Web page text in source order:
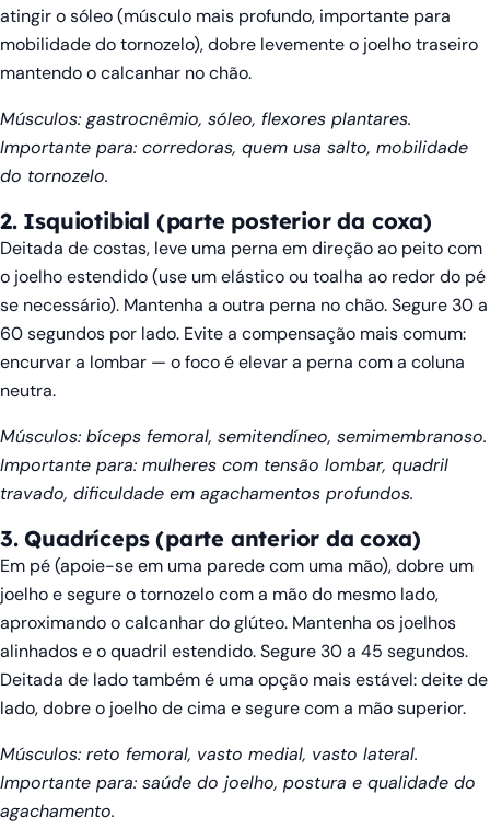
atingir o sóleo (músculo mais profundo, importante para
mobilidade do tornozelo), dobre levemente o joelho traseiro
mantendo o calcanhar no chão.
Músculos: gastrocnêmio, sóleo, flexores plantares.
Importante para: corredoras, quem usa salto, mobilidade
do tornozelo.
2. Isquiotibial (parte posterior da coxa)
Deitada de costas, leve uma perna em direção ao peito com
o joelho estendido (use um elástico ou toalha ao redor do pé
se necessário). Mantenha a outra perna no chão. Segure 30 a
60 segundos por lado. Evite a compensação mais comum:
encurvar a lombar — o foco é elevar a perna com a coluna
neutra.
Músculos: bíceps femoral, semitendíneo, semimembranoso.
Importante para: mulheres com tensão lombar, quadril
travado, dificuldade em agachamentos profundos.
3. Quadríceps (parte anterior da coxa)
Em pé (apoie-se em uma parede com uma mão), dobre um
joelho e segure o tornozelo com a mão do mesmo lado,
aproximando o calcanhar do glúteo. Mantenha os joelhos
alinhados e o quadril estendido. Segure 30 a 45 segundos.
Deitada de lado também é uma opção mais estável: deite de
lado, dobre o joelho de cima e segure com a mão superior.
Músculos: reto femoral, vasto medial, vasto lateral.
Importante para: saúde do joelho, postura e qualidade do
agachamento.